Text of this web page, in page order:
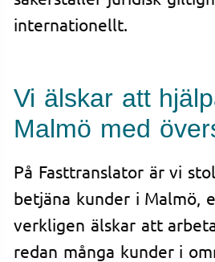
internationellt.
Vi älskar att
Malmö med
På Fasttranslator är vi
betjäna kunder i Malmö,
verkligen älskar att
redan många kunder i